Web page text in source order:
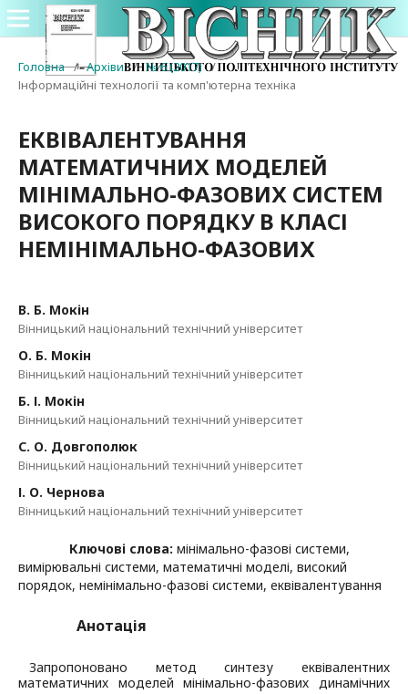
Головна / Архіви / № 6 (2017) /
Інформаційні технології та комп'ютерна техніка
ЕКВІВАЛЕНТУВАННЯ
МАТЕМАТИЧНИХ МОДЕЛЕЙ
МІНІМАЛЬНО-ФАЗОВИХ СИСТЕМ
ВИСОКОГО ПОРЯДКУ В КЛАСІ
НЕМІНІМАЛЬНО-ФАЗОВИХ
В. Б. Мокін
Вінницький національний технічний університет
О. Б. Мокін
Вінницький національний технічний університет
Б. І. Мокін
Вінницький національний технічний університет
С. О. Довгополюк
Вінницький національний технічний університет
І. О. Чернова
Вінницький національний технічний університет
Ключові слова: мінімально-фазові системи,
вимірювальні системи, математичні моделі, високий
порядок, немінімально-фазові системи, еквівалентування
Анотація
Запропоновано метод синтезу еквівалентних
математичних моделей мінімально-фазових динамічних